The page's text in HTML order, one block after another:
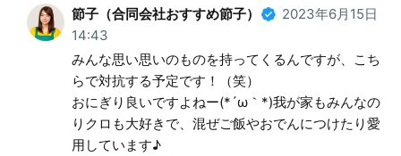
節子（合同会社おすすめ節子）
2023年6月15日
14:43
みんな思い思いのものを持ってくるんですが、こち
らで対抗する予定です！（笑）
おにぎり良いですよねー(*´ω｀*)我が家もみんなの
りクロも大好きで、混ぜご飯やおでんにつけたり愛
用しています♪